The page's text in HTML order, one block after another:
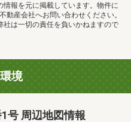
情報を元に掲載しています。物件に
動産会社へお問い合わせください。
は一切の責任を負いかねますので
境
号 周辺地図情報